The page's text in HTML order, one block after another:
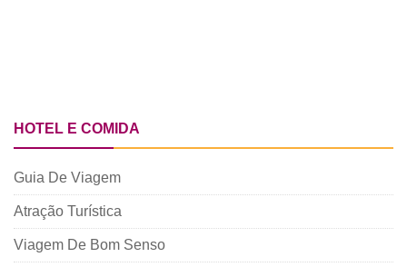
HOTEL E COMIDA
Guia De Viagem
Atração Turística
Viagem De Bom Senso